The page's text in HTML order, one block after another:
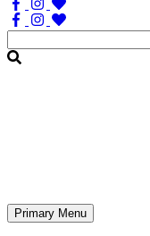
Søg
efter:
Primary Menu